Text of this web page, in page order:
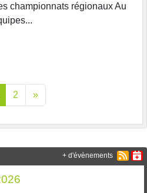
championnats régionaux Au
2 »
+ d'évènements